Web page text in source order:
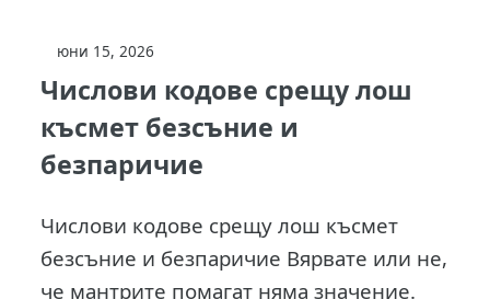
юни 15, 2026
Числови кодове срещу лош
късмет безсъние и
безпаричие
Числови кодове срещу лош късмет
безсъние и безпаричие Вярвате или не,
че мантрите помагат няма значение.